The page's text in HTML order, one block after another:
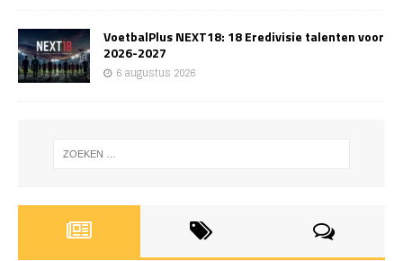
VoetbalPlus NEXT18: 18 Eredivisie talenten voor
2026-2027
6 augustus 2026